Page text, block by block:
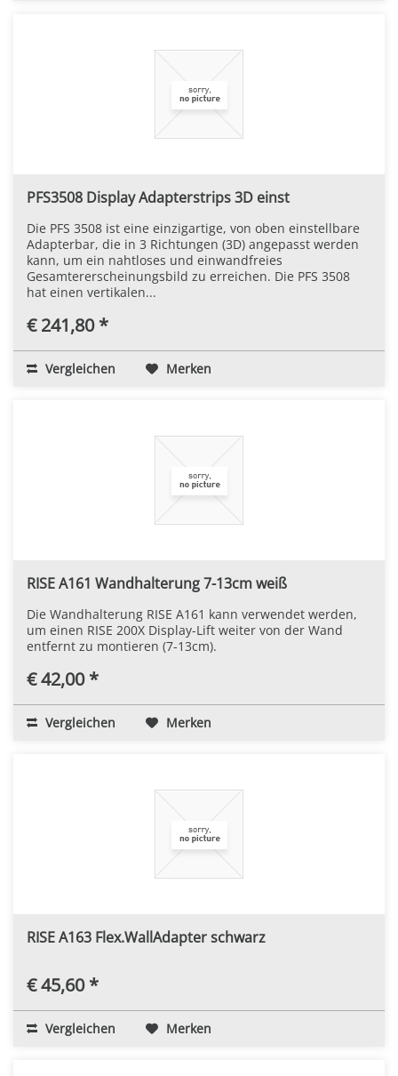
PFS3508 Display Adapterstrips 3D einst
Die PFS 3508 ist eine einzigartige, von oben einstellbare
Adapterbar, die in 3 Richtungen (3D) angepasst werden
kann, um ein nahtloses und einwandfreies
Gesamtererscheinungsbild zu erreichen. Die PFS 3508
hat einen vertikalen...
€ 241,80 *
Vergleichen Merken
RISE A161 Wandhalterung 7-13cm weiß
Die Wandhalterung RISE A161 kann verwendet werden,
um einen RISE 200X Display-Lift weiter von der Wand
entfernt zu montieren (7-13cm).
€ 42,00 *
Vergleichen Merken
RISE A163 Flex.WallAdapter schwarz
€ 45,60 *
Vergleichen Merken